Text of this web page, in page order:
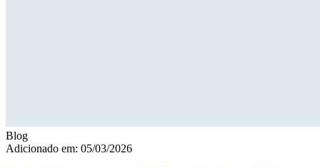
Blog
Adicionado em: 05/03/2026